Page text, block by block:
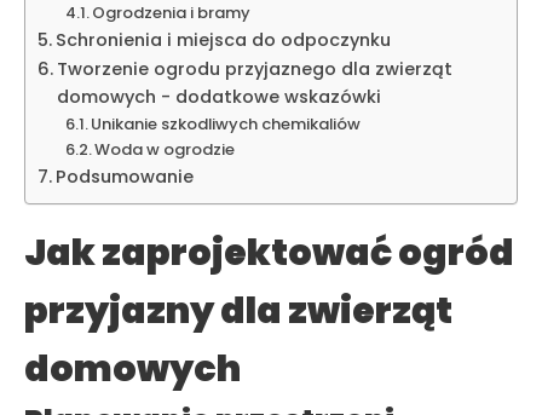
Ogrodzenia i bramy
Schronienia i miejsca do odpoczynku
Tworzenie ogrodu przyjaznego dla zwierząt
domowych - dodatkowe wskazówki
Unikanie szkodliwych chemikaliów
Woda w ogrodzie
Podsumowanie
Jak zaprojektować ogród
przyjazny dla zwierząt
domowych